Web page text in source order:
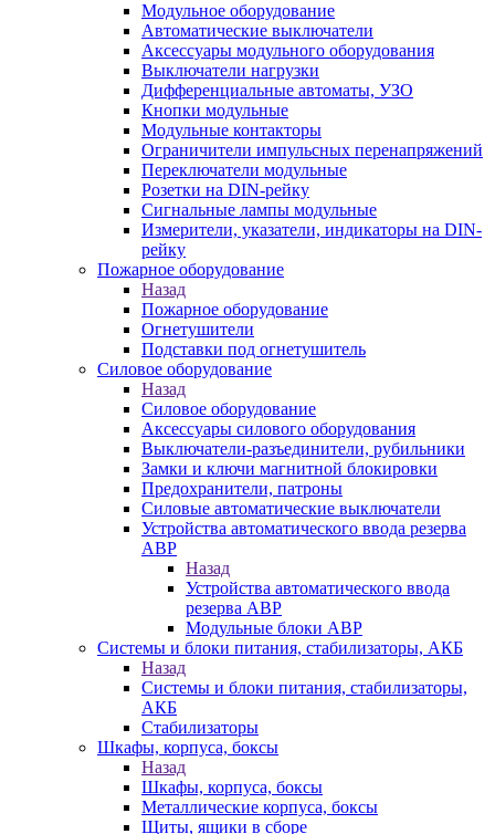
Модульное оборудование
Автоматические выключатели
Аксессуары модульного оборудования
Выключатели нагрузки
Дифференциальные автоматы, УЗО
Кнопки модульные
Модульные контакторы
Ограничители импульсных перенапряжений
Переключатели модульные
Розетки на DIN-рейку
Сигнальные лампы модульные
Измерители, указатели, индикаторы на DIN-
рейку
Пожарное оборудование
Назад
Пожарное оборудование
Огнетушители
Подставки под огнетушитель
Силовое оборудование
Назад
Силовое оборудование
Аксессуары силового оборудования
Выключатели-разъединители, рубильники
Замки и ключи магнитной блокировки
Предохранители, патроны
Силовые автоматические выключатели
Устройства автоматического ввода резерва
АВР
Назад
Устройства автоматического ввода
резерва АВР
Модульные блоки АВР
Системы и блоки питания, стабилизаторы, АКБ
Назад
Системы и блоки питания, стабилизаторы,
АКБ
Стабилизаторы
Шкафы, корпуса, боксы
Назад
Шкафы, корпуса, боксы
Металлические корпуса, боксы
Щиты, ящики в сборе